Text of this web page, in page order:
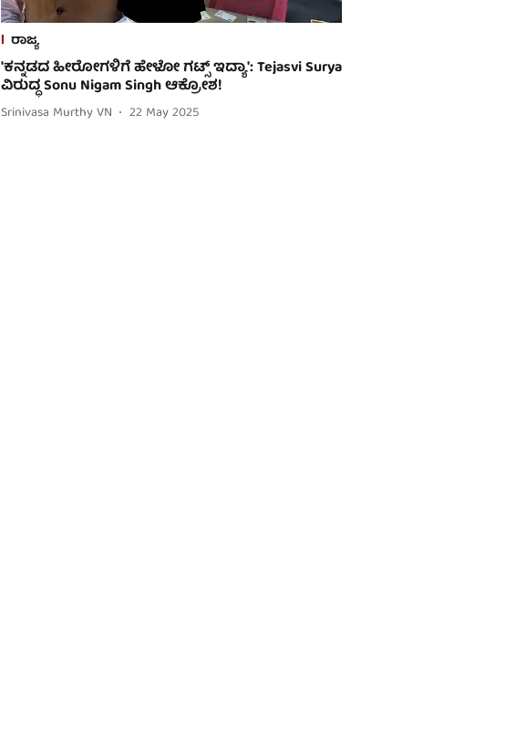
ರಾಜ್ಯ
'ಕನ್ನಡದ ಹೀರೋಗಳಿಗೆ ಹೇಳೋ ಗಟ್ಸ್ ಇದ್ಯಾ': Tejasvi Surya
ವಿರುದ್ಧ Sonu Nigam Singh ಆಕ್ರೋಶ!
Srinivasa Murthy VN 22 May 2025